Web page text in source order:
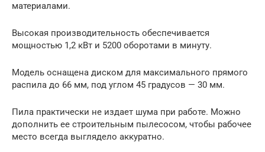
материалами.
Высокая производительность обеспечивается
мощностью 1,2 кВт и 5200 оборотами в минуту.
Модель оснащена диском для максимального прямого
распила до 66 мм, под углом 45 градусов — 30 мм.
Пила практически не издает шума при работе. Можно
дополнить ее строительным пылесосом, чтобы рабочее
место всегда выглядело аккуратно.